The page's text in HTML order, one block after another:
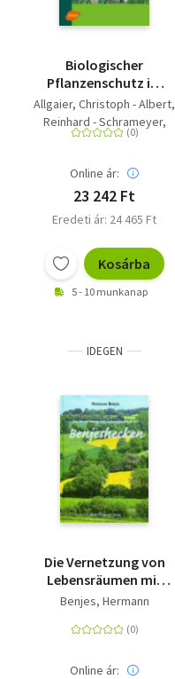
Biologischer
Pflanzenschutz im
Gewächshaus - Die
Alternative für
geschützte Räume
Allgaier, Christoph - Albert,
Reinhard - Schrameyer,
Klaus - Schneller, Harald
Online ár:
23 242 Ft
Eredeti ár: 24 465 Ft
Kosárba
5 - 10 munkanap
IDEGEN
Die Vernetzung von
Lebensräumen mit
Benjeshecken
Benjes, Hermann
Online ár: